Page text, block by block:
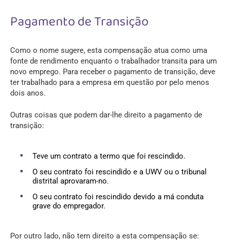
Pagamento de Transição
Como o nome sugere, esta compensação atua como uma
fonte de rendimento enquanto o trabalhador transita para um
novo emprego. Para receber o pagamento de transição, deve
ter trabalhado para a empresa em questão por pelo menos
dois anos.
Outras coisas que podem dar-lhe direito a pagamento de
transição:
Teve um contrato a termo que foi rescindido.
O seu contrato foi rescindido e a UWV ou o tribunal
distrital aprovaram-no.
O seu contrato foi rescindido devido a má conduta
grave do empregador.
Por outro lado, não tem direito a esta compensação se: